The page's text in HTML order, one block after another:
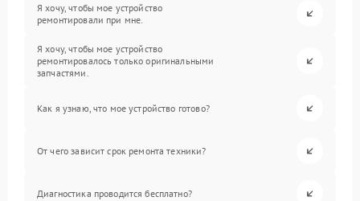
Я хочу, чтобы мое устройство
ремонтировали при мне.
Я хочу, чтобы мое устройство
ремонтировалось только оригинальными
запчастями.
Как я узнаю, что мое устройство готово?
От чего зависит срок ремонта техники?
Диагностика проводится бесплатно?